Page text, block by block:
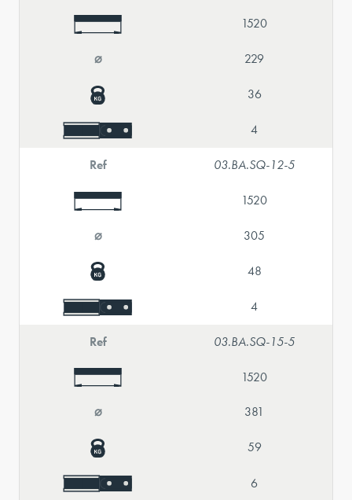
1520
⌀ 229
36
4
Ref 03.BA.SQ-12-5
1520
⌀ 305
48
4
Ref 03.BA.SQ-15-5
1520
⌀ 381
59
6